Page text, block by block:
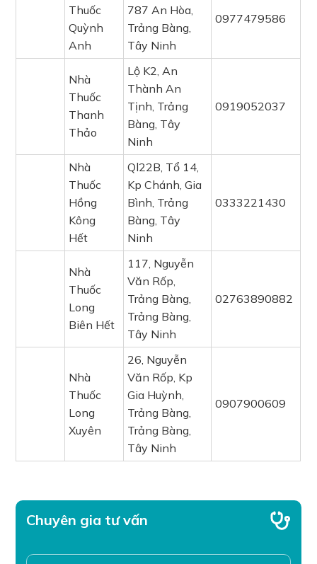
Thuốc
Quỳnh
Anh
787 An Hòa,
Trảng Bàng,
Tây Ninh
0977479586
Nhà
Thuốc
Thanh
Thảo
Lộ K2, An
Thành An
Tịnh, Trảng
Bàng, Tây
Ninh
0919052037
Nhà
Thuốc
Hồng
Kông
Hết
Ql22B, Tổ 14,
Kp Chánh, Gia
Bình, Trảng
Bàng, Tây
Ninh
0333221430
Nhà
Thuốc
Long
Biên Hết
117, Nguyễn
Văn Rốp,
Trảng Bàng,
Trảng Bàng,
Tây Ninh
02763890882
Nhà
Thuốc
Long
Xuyên
26, Nguyễn
Văn Rốp, Kp
Gia Huỳnh,
Trảng Bàng,
Trảng Bàng,
Tây Ninh
0907900609
Chuyên gia tư vấn